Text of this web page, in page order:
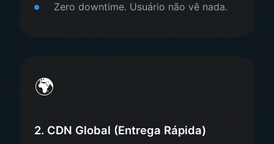
Zero downtime. Usuário não vê nada.
🌍
2. CDN Global (Entrega Rápida)